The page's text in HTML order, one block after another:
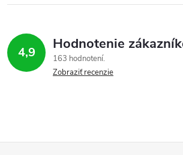
4,9 Hodnotenie
163 hodnotení
Zobraziť recenzie